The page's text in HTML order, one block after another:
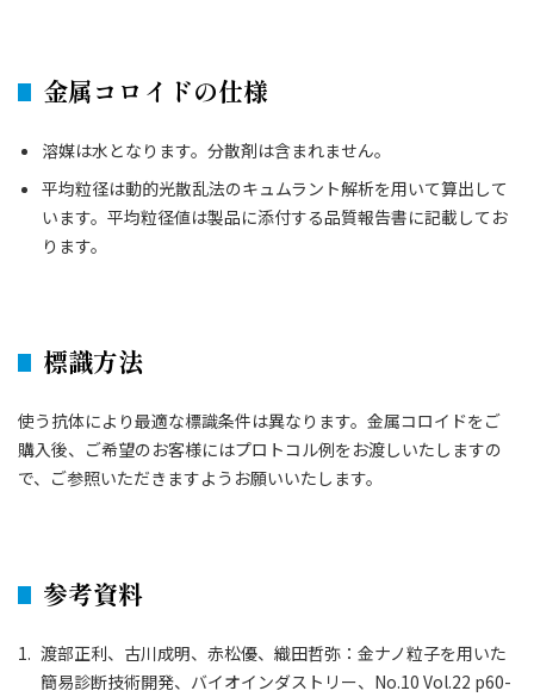
金属コロイドの仕様
溶媒は水となります。分散剤は含まれません。
平均粒径は動的光散乱法のキュムラント解析を用いて算出して
います。平均粒径値は製品に添付する品質報告書に記載してお
ります。
標識方法
使う抗体により最適な標識条件は異なります。金属コロイドをご
購入後、ご希望のお客様にはプロトコル例をお渡しいたしますの
で、ご参照いただきますようお願いいたします。
参考資料
渡部正利、古川成明、赤松優、織田哲弥：金ナノ粒子を用いた
簡易診断技術開発、バイオインダストリー、No.10 Vol.22 p60-